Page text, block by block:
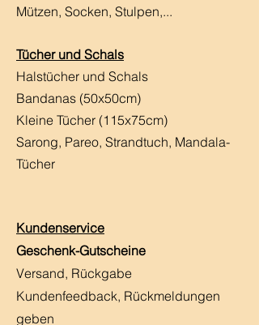
Mützen, Socken, Stulpen,...
Tücher und Schals
Halstücher und Schals
Bandanas (50x50cm)
Kleine Tücher (115x75cm)
Sarong, Pareo, Strandtuch, Mandala-
Tücher
Kundenservice
Geschenk-Gutscheine
Versand, Rückgabe
Kundenfeedback, Rückmeldungen
geben